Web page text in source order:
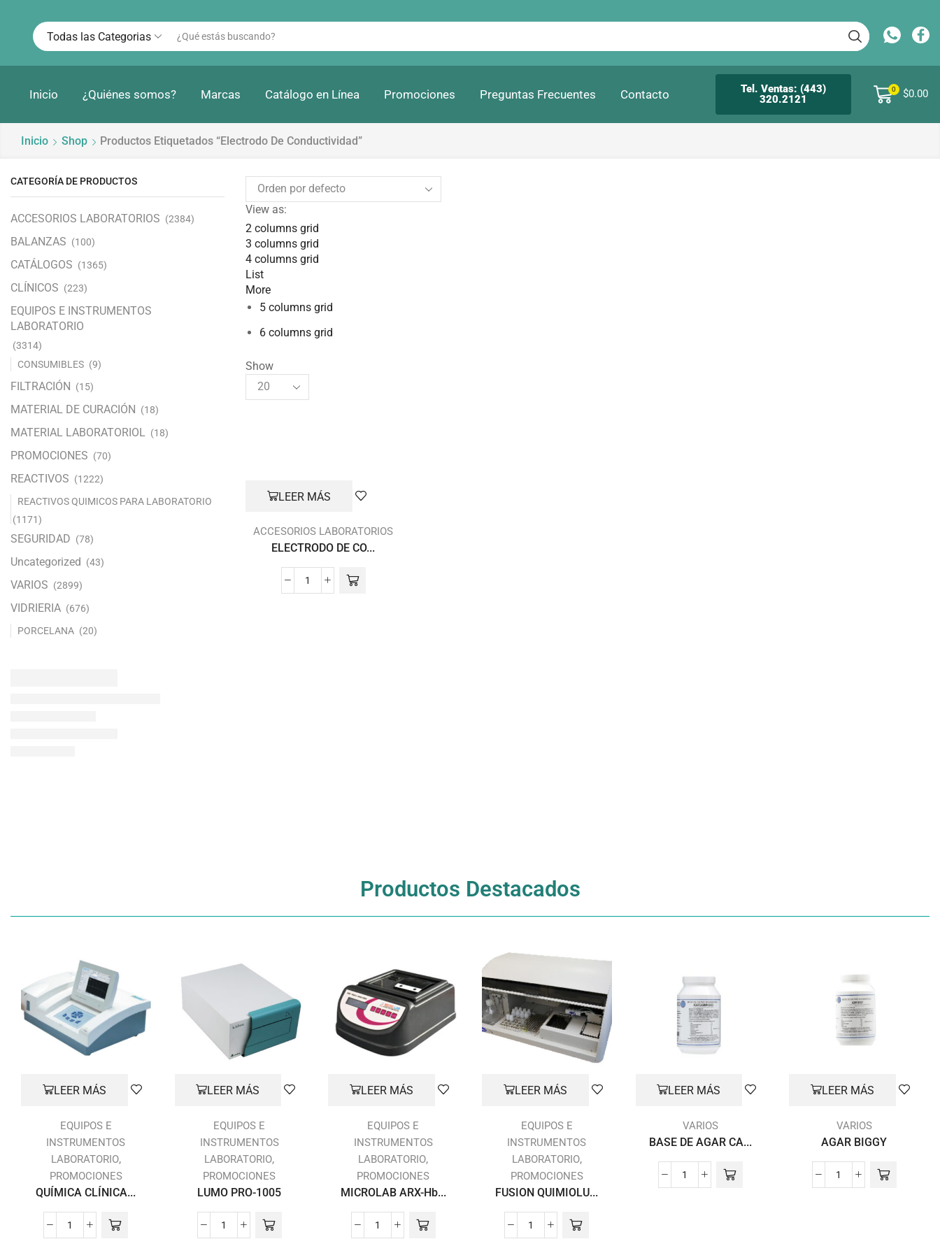
Todas las Categorias
Inicio ¿Quiénes somos? Marcas Catálogo en Línea Promociones Preguntas Frecuentes Contacto
Tel. Ventas: (443)
320.2121
0 $0.00
Inicio Shop Productos Etiquetados “electrodo De Conductividad”
View as:
2 columns grid
3 columns grid
4 columns grid
List
More
5 columns grid
6 columns grid
Show
LEER MÁS
ACCESORIOS LABORATORIOS
ELECTRODO DE CO...
CATEGORÍA DE PRODUCTOS
ACCESORIOS LABORATORIOS (2384)
BALANZAS (100)
CATÁLOGOS (1365)
CLÍNICOS (223)
EQUIPOS E INSTRUMENTOS
LABORATORIO
(3314)
CONSUMIBLES (9)
FILTRACIÓN (15)
MATERIAL DE CURACIÓN (18)
MATERIAL LABORATORIOL (18)
PROMOCIONES (70)
REACTIVOS (1222)
REACTIVOS QUIMICOS PARA LABORATORIO
(1171)
SEGURIDAD (78)
Uncategorized (43)
VARIOS (2899)
VIDRIERIA (676)
PORCELANA (20)
Productos Destacados
LEER MÁS
EQUIPOS E
INSTRUMENTOS
LABORATORIO,
PROMOCIONES
QUÍMICA CLÍNICA...
LEER MÁS
EQUIPOS E
INSTRUMENTOS
LABORATORIO,
PROMOCIONES
LUMO PRO-1005
LEER MÁS
EQUIPOS E
INSTRUMENTOS
LABORATORIO,
PROMOCIONES
MICROLAB ARX-Hb...
LEER MÁS
EQUIPOS E
INSTRUMENTOS
LABORATORIO,
PROMOCIONES
FUSION QUIMIOLU...
LEER MÁS
VARIOS
BASE DE AGAR CA...
LEER MÁS
VARIOS
AGAR BIGGY